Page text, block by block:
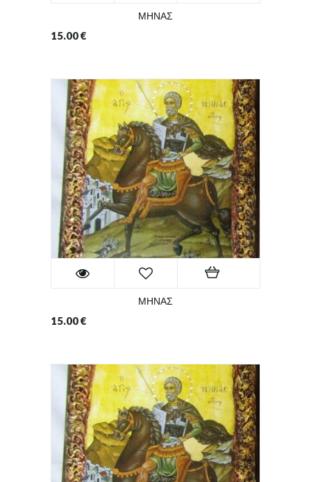
ΜΗΝΑΣ
15.00€
ΜΗΝΑΣ
15.00€